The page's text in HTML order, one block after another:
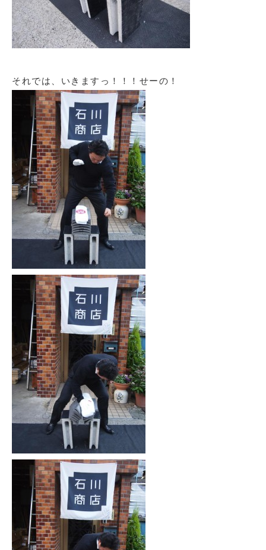
それでは、いきますっ！！！せーの！